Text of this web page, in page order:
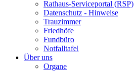
Rathaus-Serviceportal (RSP)
Datenschutz - Hinweise
Trauzimmer
Friedhöfe
Fundbüro
Notfalltafel
Über uns
Organe